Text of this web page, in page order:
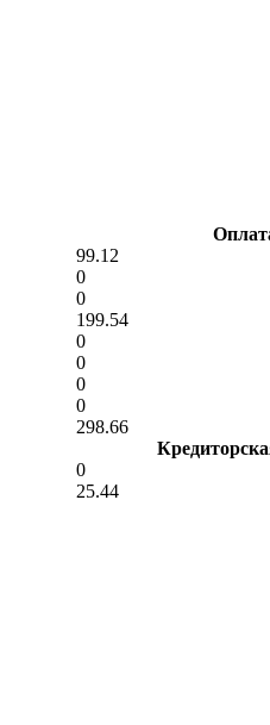
99.12
0
0
199.54
0
0
0
0
298.66
0
25.44